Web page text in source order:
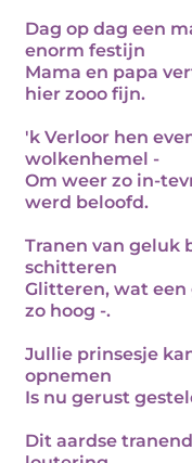
Dag op dag een
enorm festijn
Mama en papa
hier zooo fijn.
'k Verloor hen
wolkenhemel -
Om weer zo in-
werd beloofd.
Tranen van geluk
schitteren
Glitteren, wat een
zo hoog -.
Jullie prinsesje
opnemen
Is nu gerust
Dit aardse